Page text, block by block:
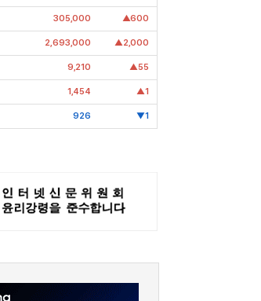
305,000 ▲600
2,693,000 ▲2,000
9,210 ▲55
1,454 ▲1
926 ▼1